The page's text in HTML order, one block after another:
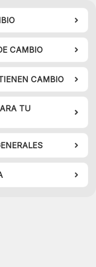
CAMBIO
CAMBIO
TU